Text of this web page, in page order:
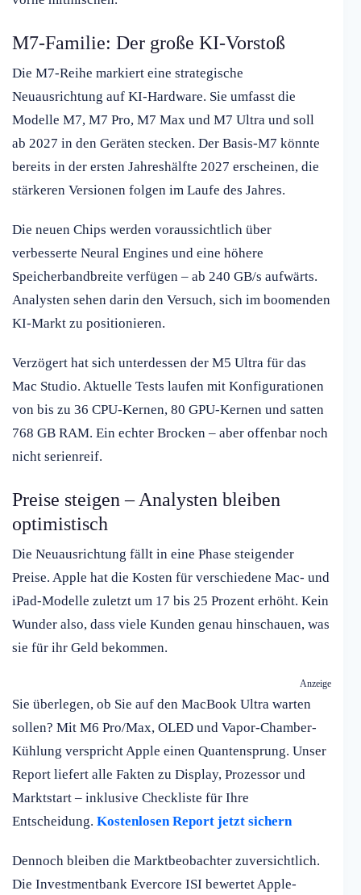
M7-Familie: Der große KI-Vorstoß
Die M7-Reihe markiert eine strategische
Neuausrichtung auf KI-Hardware. Sie umfasst die
Modelle M7, M7 Pro, M7 Max und M7 Ultra und soll
ab 2027 in den Geräten stecken. Der Basis-M7 könnte
bereits in der ersten Jahreshälfte 2027 erscheinen, die
stärkeren Versionen folgen im Laufe des Jahres.
Die neuen Chips werden voraussichtlich über
verbesserte Neural Engines und eine höhere
Speicherbandbreite verfügen – ab 240 GB/s aufwärts.
Analysten sehen darin den Versuch, sich im boomenden
KI-Markt zu positionieren.
Verzögert hat sich unterdessen der M5 Ultra für das
Mac Studio. Aktuelle Tests laufen mit Konfigurationen
von bis zu 36 CPU-Kernen, 80 GPU-Kernen und satten
768 GB RAM. Ein echter Brocken – aber offenbar noch
nicht serienreif.
Preise steigen – Analysten bleiben
optimistisch
Die Neuausrichtung fällt in eine Phase steigender
Preise. Apple hat die Kosten für verschiedene Mac- und
iPad-Modelle zuletzt um 17 bis 25 Prozent erhöht. Kein
Wunder also, dass viele Kunden genau hinschauen, was
sie für ihr Geld bekommen.
Anzeige
Sie überlegen, ob Sie auf den MacBook Ultra warten
sollen? Mit M6 Pro/Max, OLED und Vapor-Chamber-
Kühlung verspricht Apple einen Quantensprung. Unser
Report liefert alle Fakten zu Display, Prozessor und
Marktstart – inklusive Checkliste für Ihre
Entscheidung. Kostenlosen Report jetzt sichern
Dennoch bleiben die Marktbeobachter zuversichtlich.
Die Investmentbank Evercore ISI bewertet Apple-